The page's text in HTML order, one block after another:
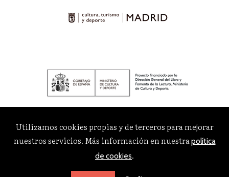
Utilizamos cookies propias y de terceros para mejorar
nuestros servicios. Más información en nuestrapolítica
de cookies.